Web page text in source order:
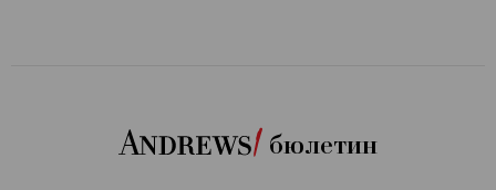
бюлетин